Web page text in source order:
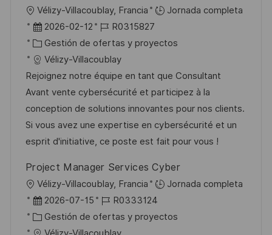
U
b
c
a
c
i
ó
n
Vélizy-Villacoublay, Francia
Jornada completa
F
e
c
h
a
d
e
p
b
l
i
c
2026-02-12
I
D
d
e
e
m
p
l
o
R0315827
C
a
t
e
g
o
r
a
Gestión de ofertas y proyectos
Vélizy-Villacoublay
Rejoignez notre équipe en tant que Consultant
Avant vente cybersécurité et participez à la
conception de solutions innovantes pour nos clients.
Si vous avez une expertise en cybersécurité et un
esprit d'initiative, ce poste est fait pour vous !
Project Manager Services Cyber
U
b
c
Vélizy-Villacoublay, Francia
Jornada completa
F
e
c
2026-07-15
I
D
d
R0333124
C
a
Gestión de ofertas y proyectos